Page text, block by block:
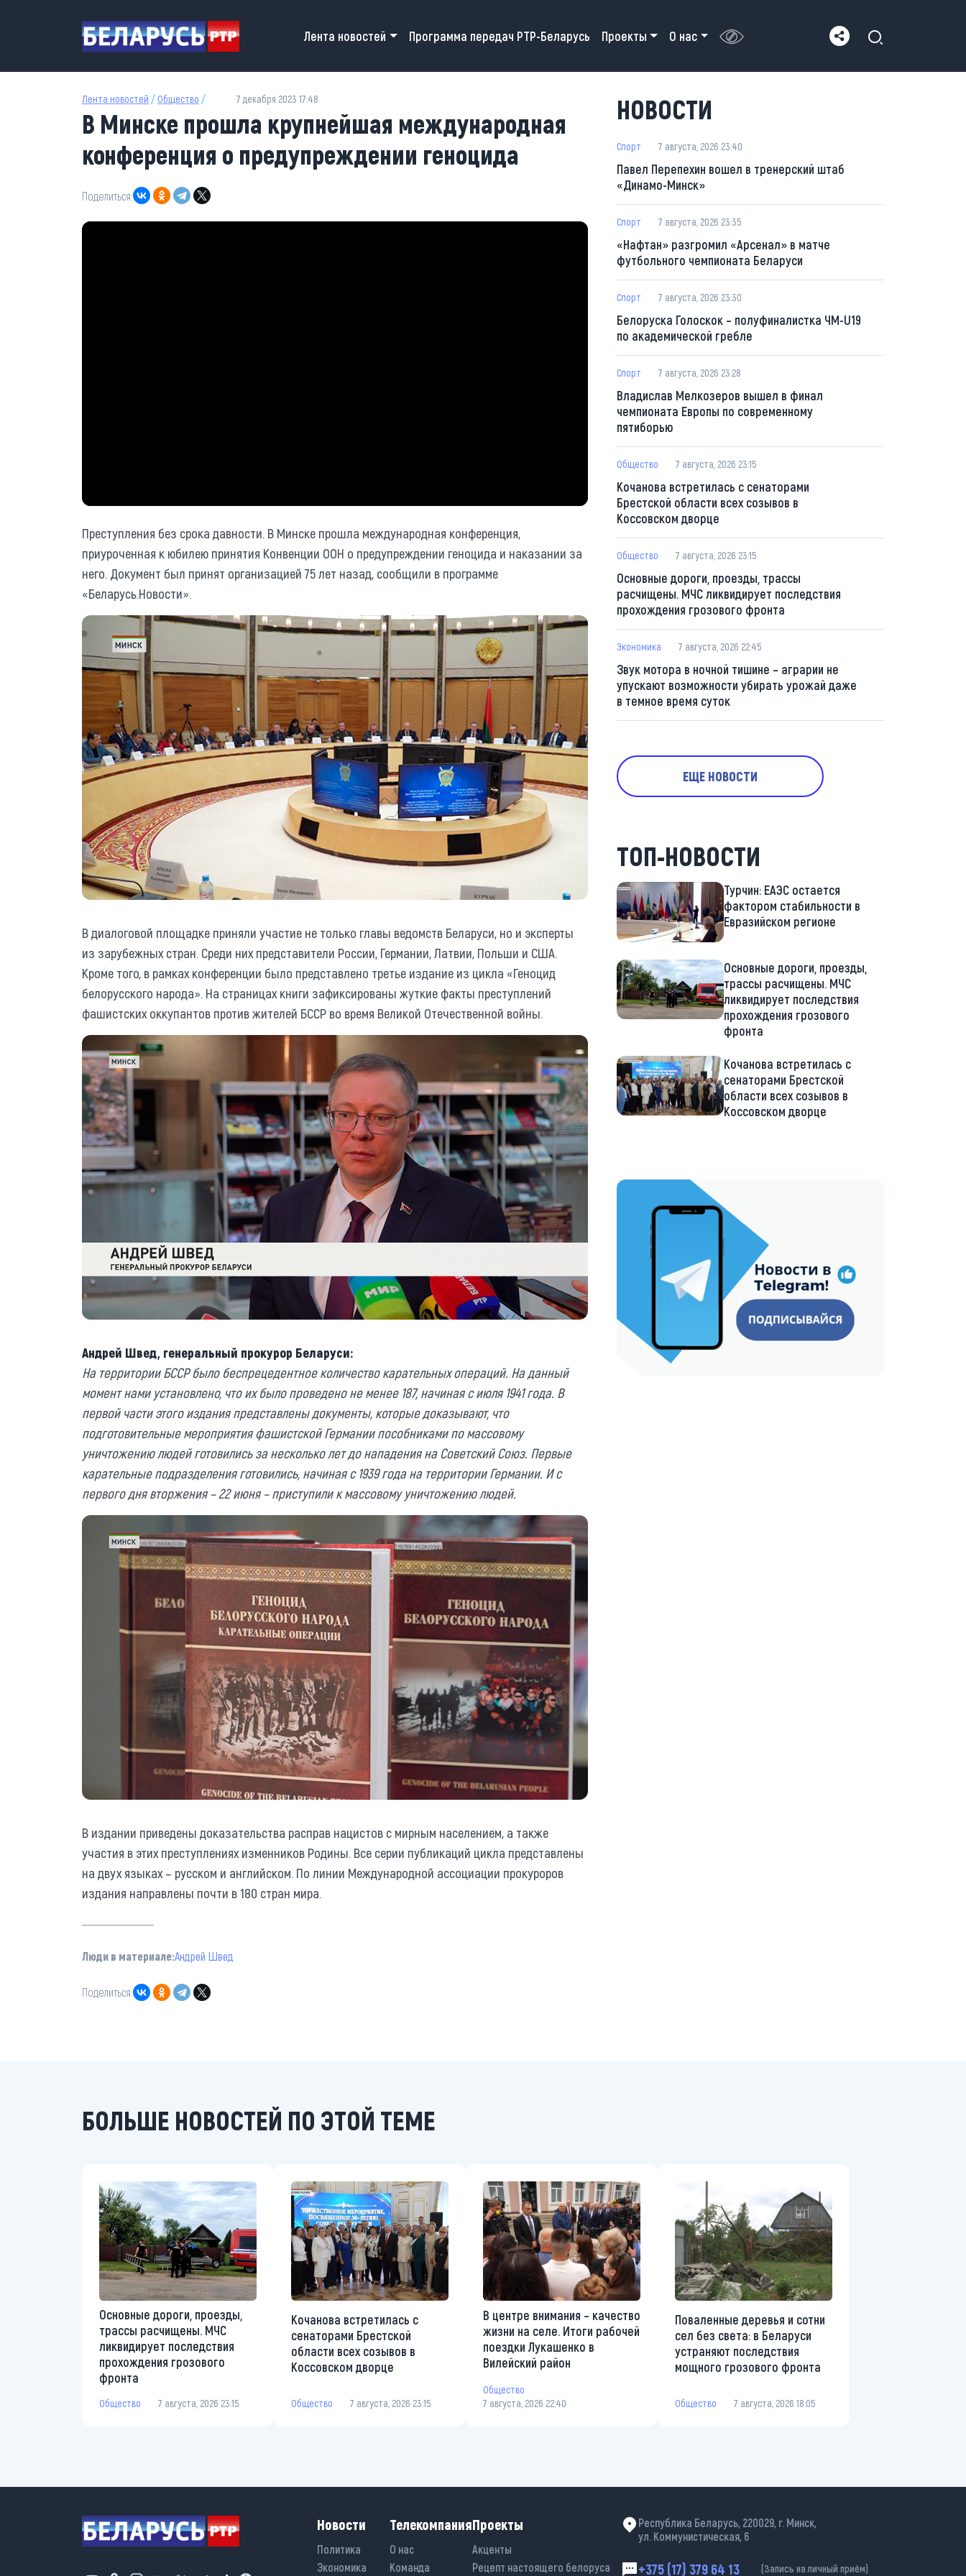
Main navigation
Лента новостей Программа передач РТР-Беларусь Проекты О нас
Лента новостей / Общество / 7 декабря 2023 17:48
В Минске прошла крупнейшая международная
конференция о предупреждении геноцида
Поделиться:
Преступления без срока давности. В Минске прошла международная конференция,
приуроченная к юбилею принятия Конвенции ООН о предупреждении геноцида и наказании за
него. Документ был принят организацией 75 лет назад, сообщили в программе
«Беларусь.Новости».
В диалоговой площадке приняли участие не только главы ведомств Беларуси, но и эксперты
из зарубежных стран. Среди них представители России, Германии, Латвии, Польши и США.
Кроме того, в рамках конференции было представлено третье издание из цикла «Геноцид
белорусского народа». На страницах книги зафиксированы жуткие факты преступлений
фашистских оккупантов против жителей БССР во время Великой Отечественной войны.
Андрей Швед, генеральный прокурор Беларуси:
На территории БССР было беспрецедентное количество карательных операций. На данный
момент нами установлено, что их было проведено не менее 187, начиная с июля 1941 года. В
первой части этого издания представлены документы, которые доказывают, что
подготовительные мероприятия фашистской Германии пособниками по массовому
уничтожению людей готовились за несколько лет до нападения на Советский Союз. Первые
карательные подразделения готовились, начиная с 1939 года на территории Германии. И с
первого дня вторжения – 22 июня – приступили к массовому уничтожению людей.
В издании приведены доказательства расправ нацистов с мирным населением, а также
участия в этих преступлениях изменников Родины. Все серии публикаций цикла представлены
на двух языках – русском и английском. По линии Международной ассоциации прокуроров
издания направлены почти в 180 стран мира.
Люди в материале:Андрей Швед
Поделиться:
НОВОСТИ
Спорт 7 августа, 2026 23:40
Павел Перепехин вошел в тренерский штаб
«Динамо-Минск»
Спорт 7 августа, 2026 23:35
«Нафтан» разгромил «Арсенал» в матче
футбольного чемпионата Беларуси
Спорт 7 августа, 2026 23:30
Белоруска Голоскок – полуфиналистка ЧМ-U19
по академической гребле
Спорт 7 августа, 2026 23:28
Владислав Мелкозеров вышел в финал
чемпионата Европы по современному
пятиборью
Общество 7 августа, 2026 23:15
Кочанова встретилась с сенаторами
Брестской области всех созывов в
Коссовском дворце
Общество 7 августа, 2026 23:15
Основные дороги, проезды, трассы
расчищены. МЧС ликвидирует последствия
прохождения грозового фронта
Экономика 7 августа, 2026 22:45
Звук мотора в ночной тишине – аграрии не
упускают возможности убирать урожай даже
в темное время суток
ЕЩЕ НОВОСТИ
ТОП-НОВОСТИ
Турчин: ЕАЭС остается
фактором стабильности в
Евразийском регионе
Основные дороги, проезды,
трассы расчищены. МЧС
ликвидирует последствия
прохождения грозового
фронта
Кочанова встретилась с
сенаторами Брестской
области всех созывов в
Коссовском дворце
https://t.me/minskctvby
БОЛЬШЕ НОВОСТЕЙ ПО ЭТОЙ ТЕМЕ
Основные дороги, проезды,
трассы расчищены. МЧС
ликвидирует последствия
прохождения грозового
фронта
Общество 7 августа, 2026 23:15
Кочанова встретилась с
сенаторами Брестской
области всех созывов в
Коссовском дворце
Общество 7 августа, 2026 23:15
В центре внимания – качество
жизни на селе. Итоги рабочей
поездки Лукашенко в
Вилейский район
Общество
7 августа, 2026 22:40
Поваленные деревья и сотни
сел без света: в Беларуси
устраняют последствия
мощного грозового фронта
Общество 7 августа, 2026 18:05
Новости
Политика
Экономика
Телекомпания
О нас
Команда
Проекты
Акценты
Рецепт настоящего белоруса
Республика Беларусь, 220029, г. Минск,
ул. Коммунистическая, 6
+375 (17) 379 64 13 (Запись на личный приём)